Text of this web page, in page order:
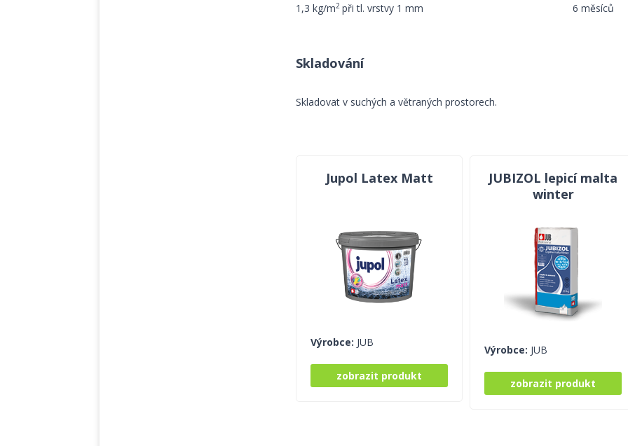
1,3 kg/m2 při tl. vrstvy 1 mm 6 měsíců
Skladování
Skladovat v suchých a větraných prostorech.
Jupol Latex Matt
Výrobce: JUB
zobrazit produkt
JUBIZOL lepicí malta
winter
Výrobce: JUB
zobrazit produkt